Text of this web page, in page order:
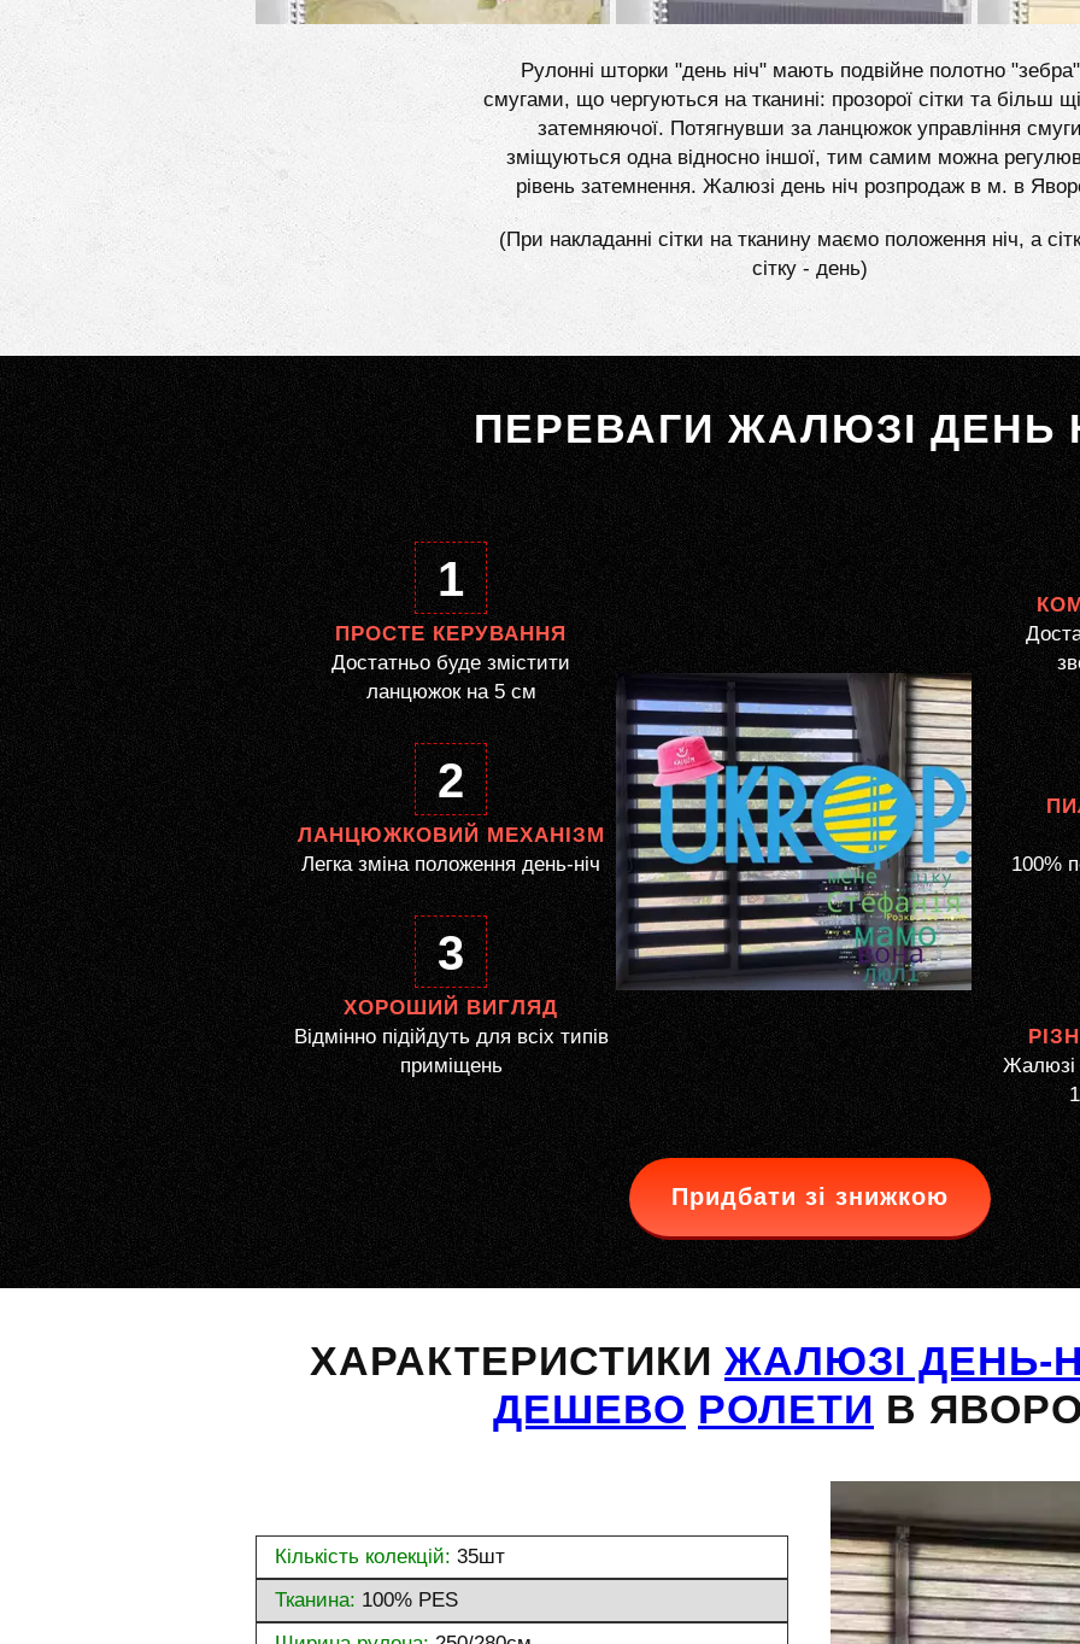
Рулонні шторки "день ніч" мають подвійне полотно "зебра"
смугами, що чергуються на тканині: прозорої сітки та більш
затемняючої. Потягнувши за ланцюжок управління
зміщуються одна відносно іншої, тим самим можна
рівень затемнення. Жалюзі день ніч розпродаж в м. в
(При накладанні сітки на тканину маємо положення ніч, а
сітку - день)
ПЕРЕВАГИ ЖАЛЮЗІ ДЕНЬ
1
ПРОСТЕ КЕРУВАННЯ
Достатньо буде змістити
ланцюжок на 5 см
2
ЛАНЦЮЖКОВИЙ МЕХАНІЗМ
Легка зміна положення день-ніч
3
ХОРОШИЙ ВИГЛЯД
Відмінно підійдуть для всіх типів
приміщень
100%
Жалюзі
Придбати зі знижкою
ХАРАКТЕРИСТИКИ ЖАЛЮЗІ ДЕНЬ-
ДЕШЕВО РОЛЕТИ В
Кількість колекцій: 35шт
Тканина: 100% PES